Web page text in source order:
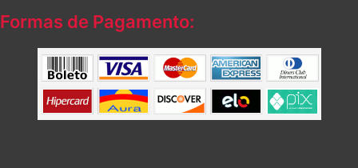
Formas de Pagamento: